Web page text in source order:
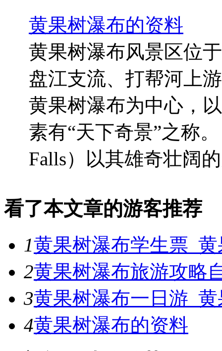
黄果树瀑布的资料
黄果树瀑布风景区位
盘江支流、打帮河上
黄果树瀑布为中心，
素有“天下奇景”之称
Falls）以其雄奇壮阔
看了本文章的游客推荐
1黄果树瀑布学生票_
2黄果树瀑布旅游攻略
3黄果树瀑布一日游_
4黄果树瀑布的资料